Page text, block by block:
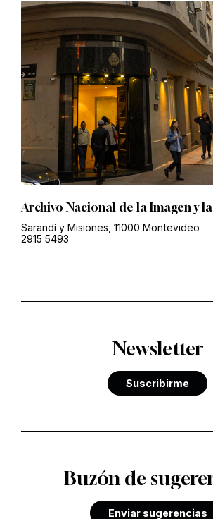
Archivo Nacional de la Imagen y
Sarandí y Misiones, 11000 Montevideo
2915 5493
Newsletter
Suscribirme
Buzón de
Enviar sugerencias